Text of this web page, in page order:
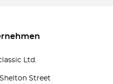
Ltd.
Shelton Street